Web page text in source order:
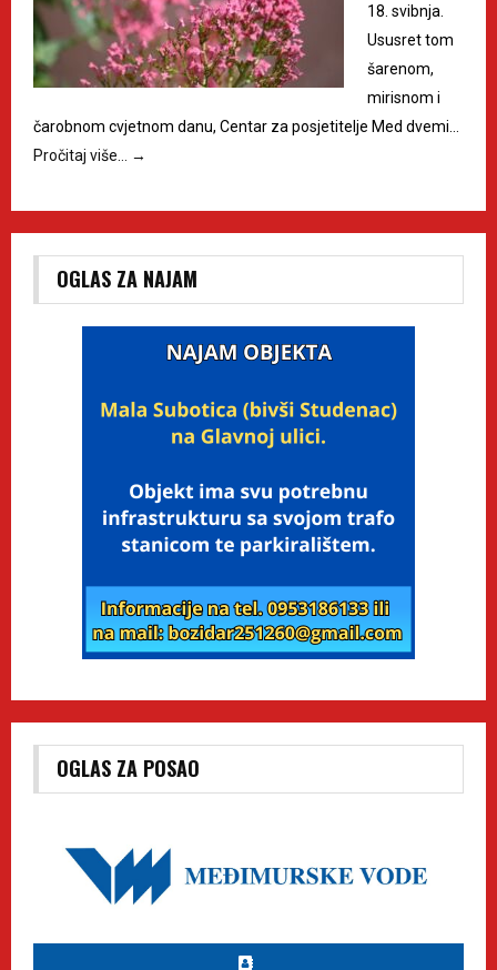
18. svibnja.
Ususret tom
šarenom,
mirisnom i
čarobnom cvjetnom danu, Centar za posjetitelje Med dvemi…
Pročitaj više…
→
OGLAS ZA NAJAM
OGLAS ZA POSAO